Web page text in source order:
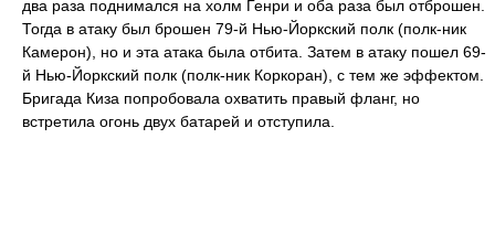
два раза поднимался на холм Генри и оба раза был отброшен.
Тогда в атаку был брошен 79-й Нью-Йоркский полк (полк-ник
Камерон), но и эта атака была отбита. Затем в атаку пошел 69-
й Нью-Йоркский полк (полк-ник Коркоран), с тем же эффектом.
Бригада Киза попробовала охватить правый фланг, но
встретила огонь двух батарей и отступила.